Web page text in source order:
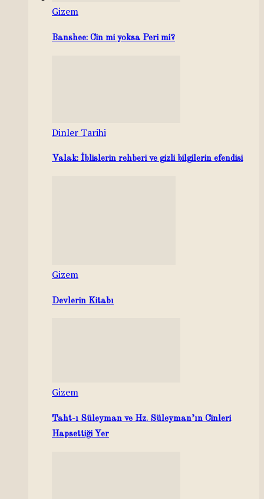
Gizem
Banshee: Cin mi yoksa Peri mi?
Dinler Tarihi
Valak: İblislerin rehberi ve gizli bilgilerin efendisi
Gizem
Devlerin Kitabı
Gizem
Taht-ı Süleyman ve Hz. Süleyman’ın Cinleri
Hapsettiği Yer